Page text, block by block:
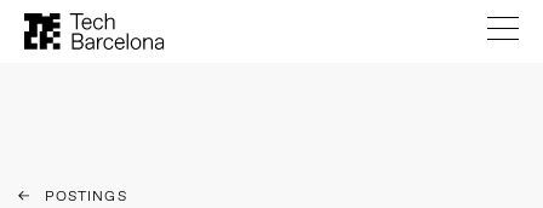
POSTINGS